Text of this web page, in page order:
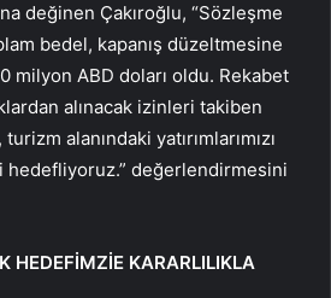
değinen Çakıroğlu, “Sözleşme
bedel, kapanış düzeltmesine
milyon ABD doları oldu. Rekabet
alınacak izinleri takiben
alanındaki yatırımlarımızı
hedefliyoruz.” değerlendirmesini
HEDEFİMZİE KARARLILIKLA